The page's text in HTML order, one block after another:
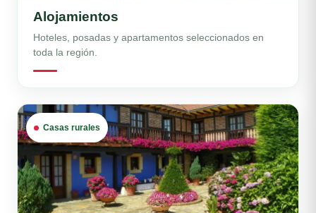
Alojamientos
Hoteles, posadas y apartamentos seleccionados en
toda la región.
Casas rurales